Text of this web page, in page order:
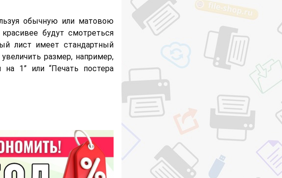
обычную или матовою
будут смотреться
лист имеет стандартный
размер, например,
1” или “Печать постера